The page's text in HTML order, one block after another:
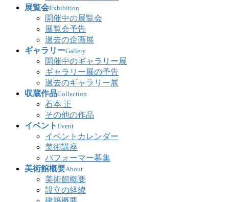
展覧会Exhibition
開催中の展覧会
展覧会予告
過去の企画展
ギャラリーGallery
開催中のギャラリー展
ギャラリー展の予告
過去のギャラリー展
収蔵作品Collection
石本 正
その他の作品
イベント Event
イベントカレンダー
美術講座
パフォーマー募集
美術館概要About
美術館概要
設立の経緯